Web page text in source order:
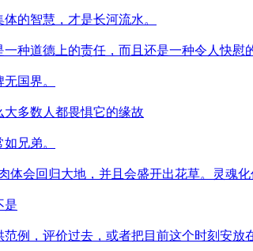
的智慧，才是长河流水。
种道德上的责任，而且还是一种令人快慰
国界。
多数人都畏惧它的缘故
兄弟。
体会回归大地，并且会盛开出花草。灵魂
是
例，评价过去，或者把目前这个时刻安放